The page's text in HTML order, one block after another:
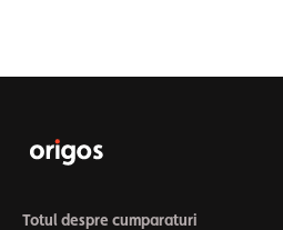
Totul despre cumparaturi